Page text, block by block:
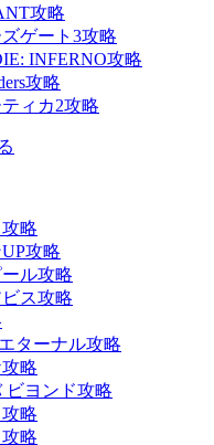
攻略
ゲート3攻略
INFERNO攻略
攻略
ィカ2攻略
略
攻略
ル攻略
ビス攻略
ターナル攻略
略
ビヨンド攻略
略
略